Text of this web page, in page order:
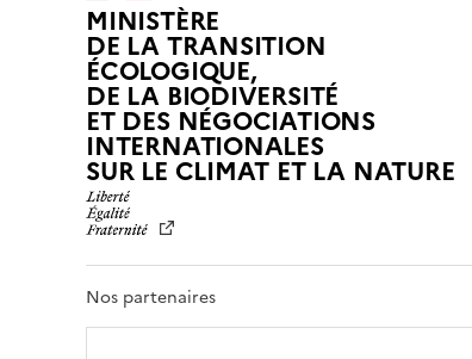
MINISTÈRE
DE LA TRANSITION
ÉCOLOGIQUE,
DE LA BIODIVERSITÉ
ET DES NÉGOCIATIONS
INTERNATIONALES
SUR LE CLIMAT ET LA NATUREL
R
É
Nos partenaires